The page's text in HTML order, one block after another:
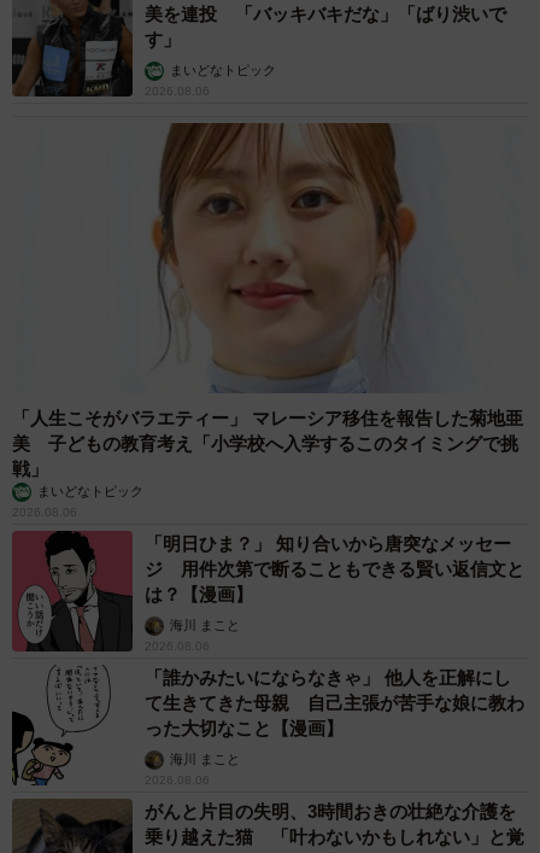
美を連投 「バッキバキだな」「ばり渋いで
す」
まいどなトピック
2026.08.06
「人生こそがバラエティー」 マレーシア移住を報告した菊地亜
美 子どもの教育考え「小学校へ入学するこのタイミングで挑
戦」
まいどなトピック
2026.08.06
「明日ひま？」 知り合いから唐突なメッセー
ジ 用件次第で断ることもできる賢い返信文と
は？【漫画】
海川 まこと
2026.08.06
「誰かみたいにならなきゃ」 他人を正解にし
て生きてきた母親 自己主張が苦手な娘に教わ
った大切なこと【漫画】
海川 まこと
2026.08.06
がんと片目の失明、3時間おきの壮絶な介護を
乗り越えた猫 「叶わないかもしれない」と覚